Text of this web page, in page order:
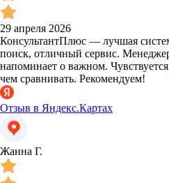
29 апреля 2026
КонсультантПлюс — лучшая
поиск, отличный сервис.
напоминает о важном. Чувствуется
чем сравнивать. Рекомендуем!
Отзыв в Яндекс.Картах
Жанна Г.